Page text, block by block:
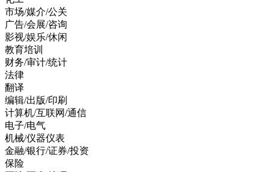
市场/媒介/公关
广告/会展/咨询
影视/娱乐/休闲
教育培训
财务/审计/统计
法律
翻译
编辑/出版/印刷
计算机/互联网/通信
电子/电气
机械/仪器仪表
金融/银行/证券/投资
保险